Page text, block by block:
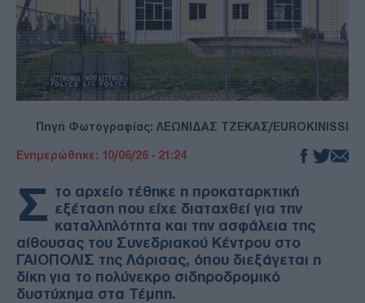
Πηγή Φωτογραφίας: ΛΕΩΝΙΔΑΣ ΤΖΕΚΑΣ/EUROKINISSI
Ενημερώθηκε: 10/06/26 - 21:24
Σ το αρχείο τέθηκε η προκαταρκτική
εξέταση που είχε διαταχθεί για την
καταλληλότητα και την ασφάλεια της
αίθουσας του Συνεδριακού Κέντρου στο
ΓΑΙΟΠΟΛΙΣ της Λάρισας, όπου διεξάγεται η
δίκη για το πολύνεκρο σιδηροδρομικό
δυστύχημα στα Τέμπη.